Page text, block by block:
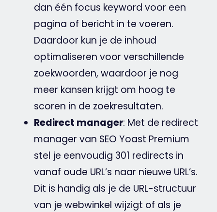
dan één focus keyword voor een
pagina of bericht in te voeren.
Daardoor kun je de inhoud
optimaliseren voor verschillende
zoekwoorden, waardoor je nog
meer kansen krijgt om hoog te
scoren in de zoekresultaten.
Redirect manager: Met de redirect
manager van SEO Yoast Premium
stel je eenvoudig 301 redirects in
vanaf oude URL’s naar nieuwe URL’s.
Dit is handig als je de URL-structuur
van je webwinkel wijzigt of als je